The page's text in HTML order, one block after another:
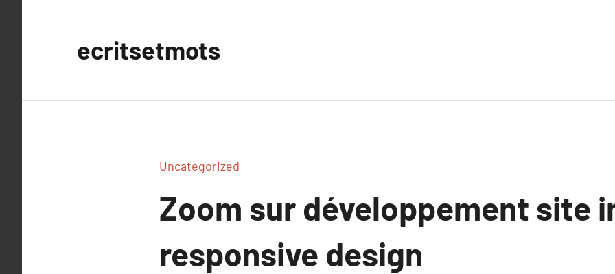
ecritsetmots
Uncategorized
Zoom sur développement site
responsive design